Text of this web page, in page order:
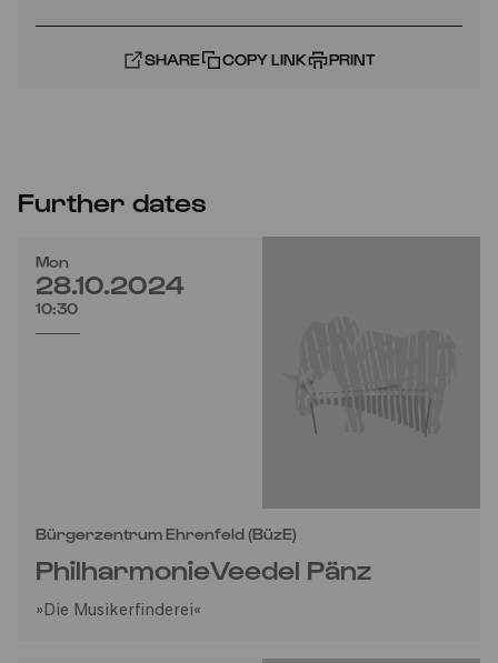
SHARE COPY LINK PRINT
Further dates
Mon
28.10.2024
10:30
Bürgerzentrum Ehrenfeld (BüzE)
PhilharmonieVeedel Pänz
»Die Musikerfinderei«